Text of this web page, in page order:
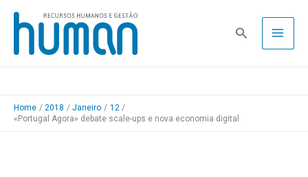
Skip
content
Pesquisa
Home 2018 Janeiro
12
«Portugal Agora» debate scale-ups e nova economia digital